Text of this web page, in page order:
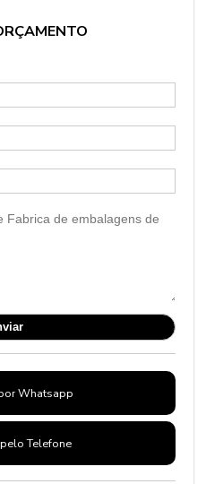
Whatsapp
Telefone